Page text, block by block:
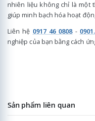
nhiên liệu không chỉ là một
giúp minh bạch hóa hoạt
Liên hệ 0917 46 0808-
nghiệp của bạn bằng cách
Sản phẩm liên quan